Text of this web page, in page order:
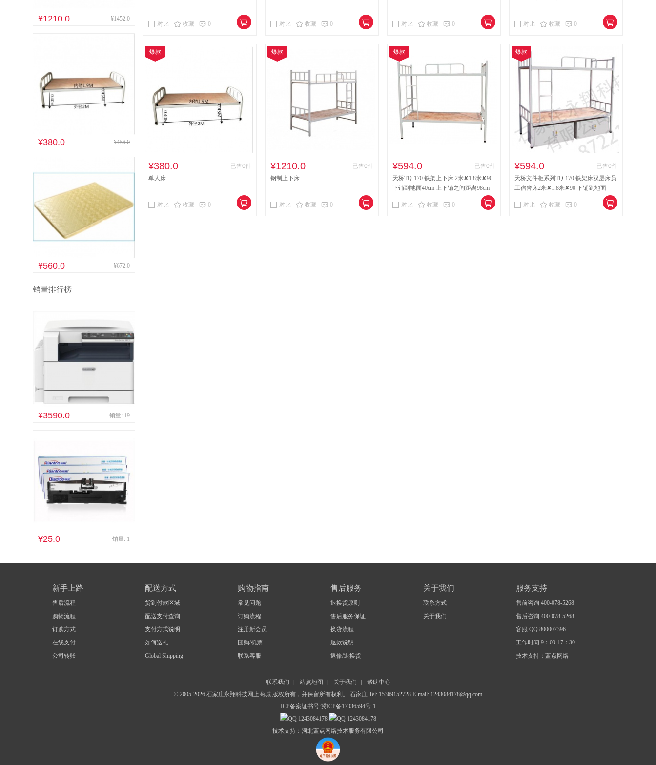
¥1210.0 ¥1452.0
¥380.0 ¥456.0
¥560.0 ¥672.0
销量排行榜
¥3590.0 销量: 19
¥25.0 销量: 1
对比 收藏 0 对比 收藏 0 对比 收藏 0 对比 收藏 0
爆款
¥380.0
已售0件
单人床--
对比 收藏 0
爆款
¥1210.0
已售0件
钢制上下床
对比 收藏 0
爆款
¥594.0
已售0件
天桥TQ-170 铁架上下床 2米✘1.8米✘90
下铺到地面40cm 上下铺之间距离98cm
对比 收藏 0
爆款
¥594.0
已售0件
天桥文件柜系列TQ-170 铁架床双层床员
工宿舍床2米✘1.8米✘90 下铺到地面
对比
收藏 0
新手上路
售后流程
购物流程
订购方式
在线支付
公司转账
配送方式
货到付款区域
配送支付查询
支付方式说明
如何送礼
Global Shipping
购物指南
常见问题
订购流程
注册新会员
团购/机票
联系客服
售后服务
退换货原则
售后服务保证
换货流程
退款说明
返修/退换货
关于我们
联系方式
关于我们
服务支持
售前咨询 400-078-5268
售后咨询 400-078-5268
客服 QQ 800007396
工作时间 9：00-17：30
技术支持：蓝点网络
联系我们 站点地图 关于我们
帮助中心
© 2005-2026 石家庄永翔科技网上商城 版权所有，并保留所有权利。
石家庄 Tel: 15369152728 E-mail: 1243084178@qq.com
ICP备案证书号:冀ICP备17036594号-1
1243084178
1243084178
技术支持：河北蓝点网络技术服务有限公司